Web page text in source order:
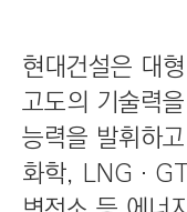
N
)
현대건설은 대
고도의 기술력
능력을 발휘하
화학,